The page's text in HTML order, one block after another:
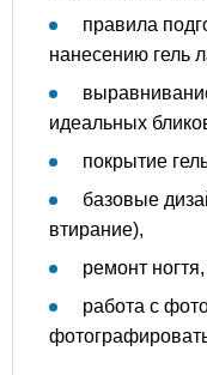
правила
нанесению гель
идеальных
покрытие
базовые
втирание),
ремонт
работа с